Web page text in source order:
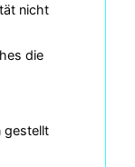
nicht
die
gestellt